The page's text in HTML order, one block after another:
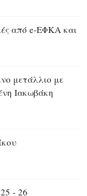
από e-ΕΦΚΑ και
μετάλλιο με
Ιακωβάκη
- 26